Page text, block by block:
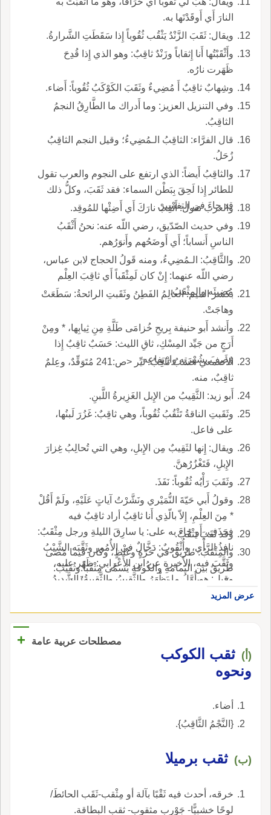
النارَ أَي أَوقَدْتَها به.
ويقال: ثَقَبَ الزَّنْدُ يَثْقُب ثُقُوباً إِذا سَقَطَتِ الشَّرارةُ.
وأَثْقَبْتُها أَنا إِثقاباً وزَنْدٌ ثاقِبٌ: وهو الذي إِذا قُدِحَ
ظَهَرت نارُه.
وشِهابٌ ثاقِبٌ أَ مُضِيءٌ وثَقَبَ الكَوْكَبُ ثُقُوباً: أَضاء.
وفي التنزيل العزيز: وما أَدراك ما الطَّارِقُ النجمُ
الثاقِبُ.
قال الفرَّاء: الثاقِبُ الـمُضِيءُ؛ وقيل النجم الثاقِبُ
زُحَلُ.
والثاقِبُ أَيضاً: الذي ارتفع على النجوم والعرب تقول
للطائر إِذا لَحِقَ بِبَطْن السماء: فقد ثَقَبَ، وكلُّ ذلك
قد جاءَ في التفسير.
والعرب تقول: أَثْقِبْ نارَكَ أَي أَضِئْها للمُوقِد.
وفي حديث الصّدّيق، رضي اللّه عنه: نحنُ أَثْقَبُ
الناسِ أَنساباً؛ أَي أَوضَحُهم وأَنوَرُهم.
والثَّاقِبُ: الـمُضِيءُ، ومنه قَولُ الحجاج لابن عباس،
رضي اللّه عنهما: إِنْ كان لَمِثْقَباً أَي ثاقِبَ العِلْم
مُضِيئَه والمِثْقَبُ.
بكسر الميم: العالِمُ الفَطِنُ وثَقَبتِ الرائحةُ: سَطَعَتْ
وهاجَتْ.
وأَنشد أَبو حنيفة بِريحِ خُزامَى طَلَّةِ مِنِ ثِيابِها، * ومِنْ
أَرَجٍ من جَيِّد المِسْكِ، ثاقِ الليث: حَسَبٌ ثاقِبٌ إِذا
وُصِفَ بشُهْرَتِه وارْتِفاعِه.
الأَصمعي حَسَبٌ ثاقِبٌ: نَيِّر <ص:241 مُتَوَقِّدٌ، وعِلمٌ
ثاقِبٌ، منه.
أَبو زيد: الثَّقِيبُ من الإِبل الغَزِيرةُ اللَّبنِ.
وثَقَبتِ الناقةُ تَثْقُبُ ثُقُوباً، وهي ثاقِبٌ: غَزُرَ لَبنُها،
على فاعل.
ويقال: إِنها لثَقِيبٌ مِن الإِبلِ، وهي التي تُحالِبُ غِزارَ
الإِبلِ، فَتَغْزُرُهنَّ.
وثَقَبَ رَأْيُه ثُقُوباً: نَفَذَ.
وقولُ أَبي حَيّةَ النُّمَيْري ونَشَّرْتُ آياتٍ عَلَيْهِ، ولَمْ أَقُلْ
* مِنَ العِلْمِ، إِلاّ بالّذِي أَنا ثاقِبُ أراد ثاقِبٌ فيه
فحَذَف، أَو جاءَ به على: يا سارِقَ الليلةِ ورجل مِثْقَبٌ:
نافِذُ الرَّأْي، وأُثْقُوبٌ: دَخَّالٌ في الأُمُور وثَقَّبَه الشَّيْبُ
وثَقَّبَ فيه، الأَخيرة عن ابن الأَعْرابي: ظَهَر عليه،
وقيل: هو أَوَّلُ ما يَظْهَرُ والثَّقِيبُ والثَّقِيبةُ: الشَّدِيدُ
الحُمْرة من الرِّجال والنساءِ، والمصدر الثَّقابةُ.
وقد ثَقَبَ يَثْقُبُ.
والمِثْقَبُ: طريق في حَرّةٍ وغَلْظٍ، وكان فيما مَضى
طَريقٌ بين اليَمامةِ والكُوفة يُسمَّى مِثْقَباً:وثُقَيْبٌ:
طَرِيقٌ بِعَيْنِه، وقيل هو ماء، قال الراعي أَجَدَّتْ
مَراغاً كالمُلاءِ، وأَرْزَمَتْ * بِنَجْدَيْ ثُقَيْبٍ، حَيْثُ لاحَتْ
طَرائِقُه التهذيب: وطَريقُ العِراق من الكوفة إِلى
عرض المزيد
مصطلحات عربية عامة +
(أ) ثقب الكوكب
ونحوه
أضاء.
{النَّجْمُ الثَّاقِبُ}.
(ب) ثقب برميلا
خرقه، أحدث فيه ثَقْبًا بآلة أو مِثْقب-ثَقَب الحائطَ/
لوحًا خشبيًّا- جَوْرب مثقوب- ثقب البطاقة.